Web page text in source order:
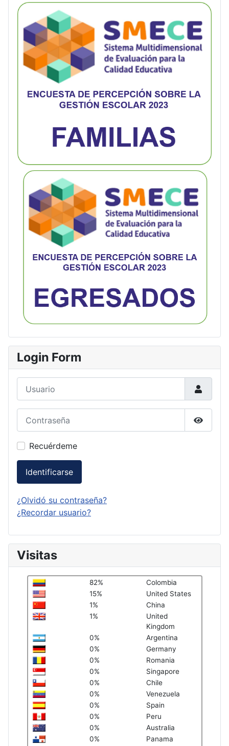
Login Form
Recuérdeme
Identificarse
¿Olvidó su contraseña?
¿Recordar usuario?
Visitas
82%
Colombia
15%
United States
1%
China
1%
United
Kingdom
0%
Argentina
0%
Germany
0%
Romania
0%
Singapore
0%
Chile
0%
Venezuela
0%
Spain
0%
Peru
0%
Australia
0%
Panama